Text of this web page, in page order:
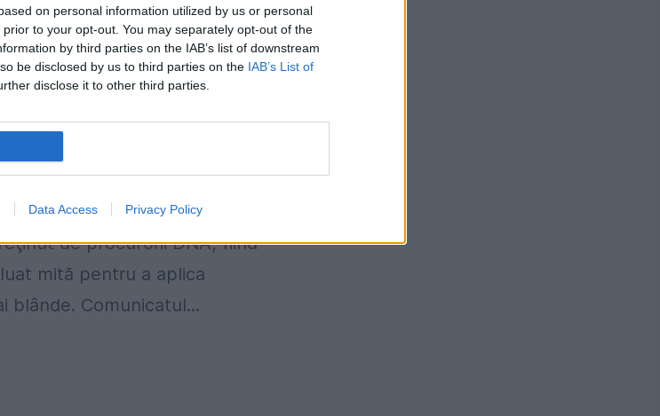
on personal information utilized by us or personal
to your opt-out. You may separately opt-out of the
by third parties on the IAB’s list of downstream
be disclosed by us to third parties on the IAB’s List of
disclose it to other third parties.
Data Access Privacy Policy
2015
în cadrul Comisariatului
Protecția Consumatorilor
de procurorii DNA, fiind
mită pentru a aplica
blânde. Comunicatul...